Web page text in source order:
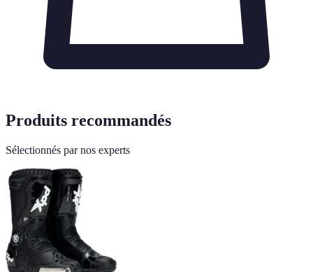
Produits recommandés
Sélectionnés par nos experts